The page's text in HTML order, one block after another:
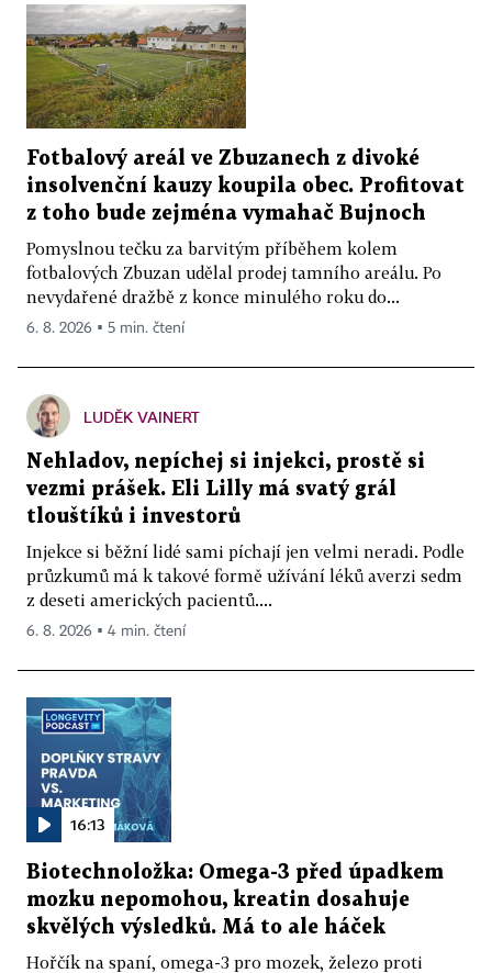
Fotbalový areál ve Zbuzanech z divoké
insolvenční kauzy koupila obec. Profitovat
z toho bude zejména vymahač Bujnoch
Pomyslnou tečku za barvitým příběhem kolem
fotbalových Zbuzan udělal prodej tamního areálu. Po
nevydařené dražbě z konce minulého roku do...
6. 8. 2026 ▪ 5 min. čtení
LUDĚK VAINERT
Nehladov, nepíchej si injekci, prostě si
vezmi prášek. Eli Lilly má svatý grál
tlouštíků i investorů
Injekce si běžní lidé sami píchají jen velmi neradi. Podle
průzkumů má k takové formě užívání léků averzi sedm
z deseti amerických pacientů....
6. 8. 2026 ▪ 4 min. čtení
16:13
Biotechnoložka: Omega-3 před úpadkem
mozku nepomohou, kreatin dosahuje
skvělých výsledků. Má to ale háček
Hořčík na spaní, omega-3 pro mozek, železo proti